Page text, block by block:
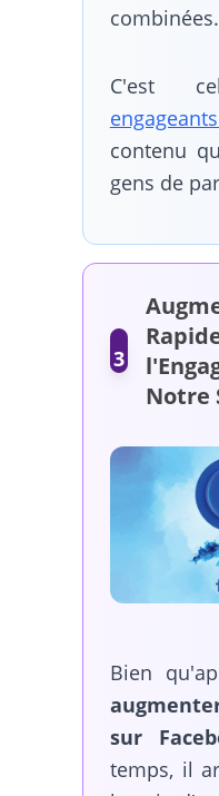
combinées.
C'est
contenu
gens de
3
Notre
Bien
sur
temps, il